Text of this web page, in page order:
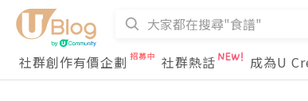
社群創作有價企劃
社群熱話 成為U